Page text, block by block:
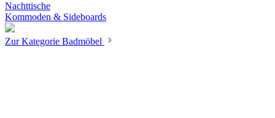
Nachttische
Kommoden & Sideboards
Zur Kategorie Badmöbel